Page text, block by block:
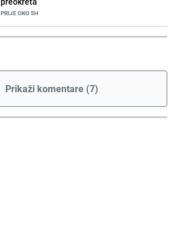
PRIJE OKO 5H
Prikaži komentare (7)